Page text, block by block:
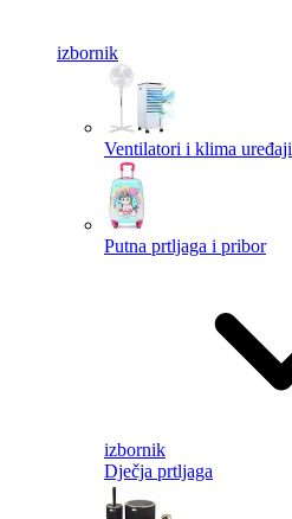
izbornik
Ventilatori i klima uređaji
Putna prtljaga i pribor
izbornik
Dječja prtljaga